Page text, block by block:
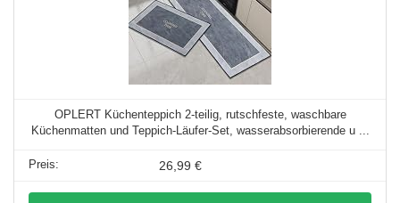
OPLERT Küchenteppich 2-teilig, rutschfeste, waschbare
Küchenmatten und Teppich-Läufer-Set, wasserabsorbierende u ...
26,99 €